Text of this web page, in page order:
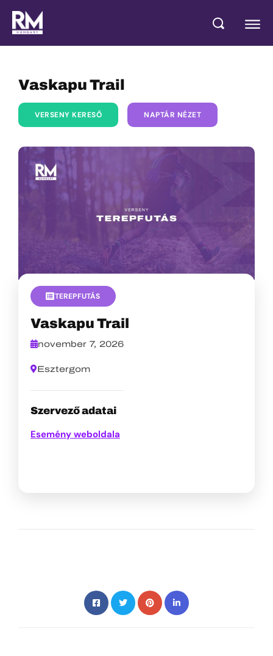
Vaskapu Trail
VERSENY KERESŐ NAPTÁR NÉZET
TEREPFUTÁS
Vaskapu Trail
november 7, 2026
Esztergom
Szervező adatai
Esemény weboldala